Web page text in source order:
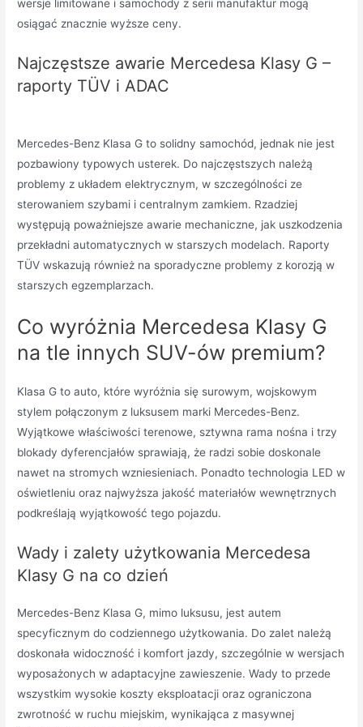
wersje limitowane i samochody z serii manufaktur mogą
osiągać znacznie wyższe ceny.
Najczęstsze awarie Mercedesa Klasy G –
raporty TÜV i ADAC
Mercedes-Benz Klasa G to solidny samochód, jednak nie jest
pozbawiony typowych usterek. Do najczęstszych należą
problemy z układem elektrycznym, w szczególności ze
sterowaniem szybami i centralnym zamkiem. Rzadziej
występują poważniejsze awarie mechaniczne, jak uszkodzenia
przekładni automatycznych w starszych modelach. Raporty
TÜV wskazują również na sporadyczne problemy z korozją w
starszych egzemplarzach.
Co wyróżnia Mercedesa Klasy G
na tle innych SUV-ów premium?
Klasa G to auto, które wyróżnia się surowym, wojskowym
stylem połączonym z luksusem marki Mercedes-Benz.
Wyjątkowe właściwości terenowe, sztywna rama nośna i trzy
blokady dyferencjałów sprawiają, że radzi sobie doskonale
nawet na stromych wzniesieniach. Ponadto technologia LED w
oświetleniu oraz najwyższa jakość materiałów wewnętrznych
podkreślają wyjątkowość tego pojazdu.
Wady i zalety użytkowania Mercedesa
Klasy G na co dzień
Mercedes-Benz Klasa G, mimo luksusu, jest autem
specyficznym do codziennego użytkowania. Do zalet należą
doskonała widoczność i komfort jazdy, szczególnie w wersjach
wyposażonych w adaptacyjne zawieszenie. Wady to przede
wszystkim wysokie koszty eksploatacji oraz ograniczona
zwrotność w ruchu miejskim, wynikająca z masywnej